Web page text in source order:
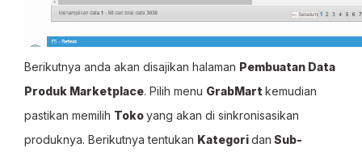
Berikutnya anda akan disajikan halaman Pembuatan Data
Produk Marketplace. Pilih menu GrabMart kemudian
pastikan memilih Tokoyang akan di sinkronisasikan
produknya. Berikutnya tentukan Kategoridan Sub-